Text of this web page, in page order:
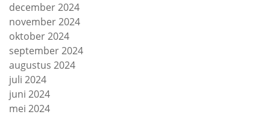
december 2024
november 2024
oktober 2024
september 2024
augustus 2024
juli 2024
juni 2024
mei 2024